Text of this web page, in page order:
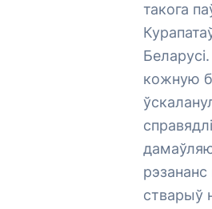
такога
кожную
рэзананс
стварыў